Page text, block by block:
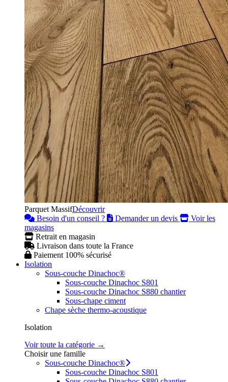
Parquet MassifDécouvrir
Besoin d'un conseil ?
Demander un devis
Voir les
magasins
Retrait en magasin
Livraison dans toute la France
Paiement 100% sécurisé
Isolation
Sous-couche Dinachoc®
Sous-couche Dinachoc S801
Sous-couche Dinachoc S880 chantier
Sous-chape ciment
Chape sèche thermo-acoustique
Isolation
Voir toute la catégorie →
Choisir une famille
Sous-couche Dinachoc®
Sous-couche Dinachoc S801